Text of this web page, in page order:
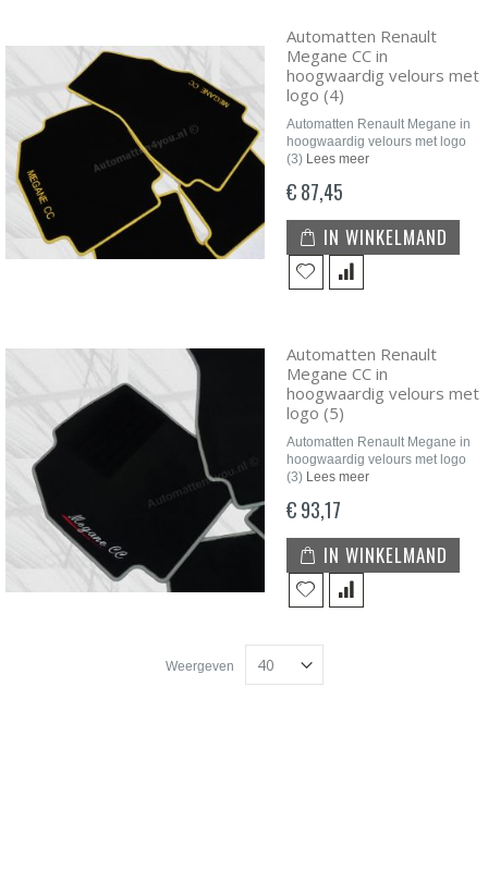
Automatten Renault
Megane CC in
hoogwaardig velours met
logo (4)
Automatten Renault Megane in
hoogwaardig velours met logo
(3) Lees meer
€ 87,45
IN WINKELMAND
Automatten Renault
Megane CC in
hoogwaardig velours met
logo (5)
Automatten Renault Megane in
hoogwaardig velours met logo
(3) Lees meer
€ 93,17
IN WINKELMAND
Weergeven